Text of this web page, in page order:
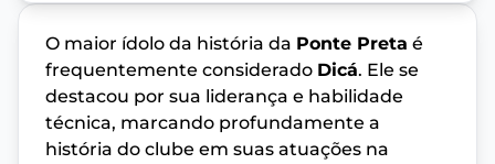
O maior ídolo da história da Ponte Preta é
frequentemente considerado Dicá. Ele se
destacou por sua liderança e habilidade
técnica, marcando profundamente a
história do clube em suas atuações na